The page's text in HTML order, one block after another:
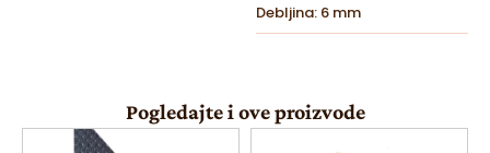
Debljina: 6 mm
Pogledajte i ove proizvode